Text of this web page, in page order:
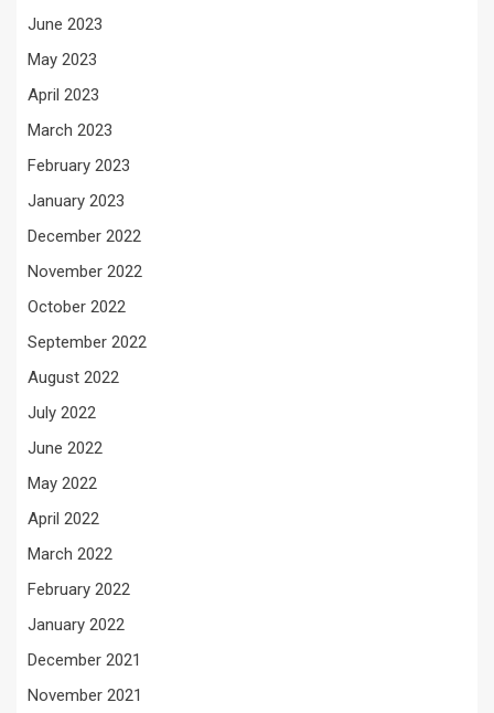
June 2023
May 2023
April 2023
March 2023
February 2023
January 2023
December 2022
November 2022
October 2022
September 2022
August 2022
July 2022
June 2022
May 2022
April 2022
March 2022
February 2022
January 2022
December 2021
November 2021